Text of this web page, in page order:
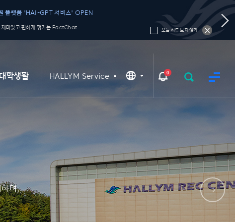
플랫폼 'HAI-GPT 서비스' OPEN
재미있고 편하게 챙기는 FactChat 오늘 하루 보지 않기
대학생활 HALLYM Service 0
며,